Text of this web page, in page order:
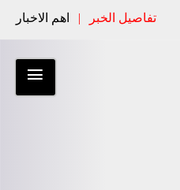
تفاصيل الخبر | اهم الاخبار